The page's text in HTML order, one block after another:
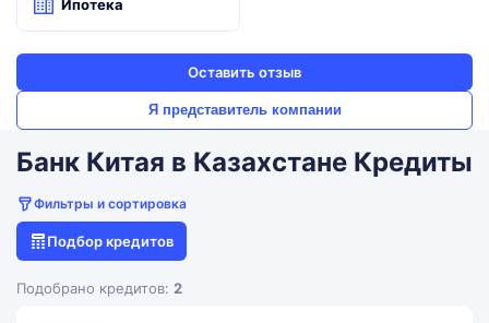
Ипотека
Оставить отзыв
Я представитель компании
Банк Китая в Казахстане Кредиты
Фильтры и сортировка
Подбор кредитов
Подобрано кредитов: 2